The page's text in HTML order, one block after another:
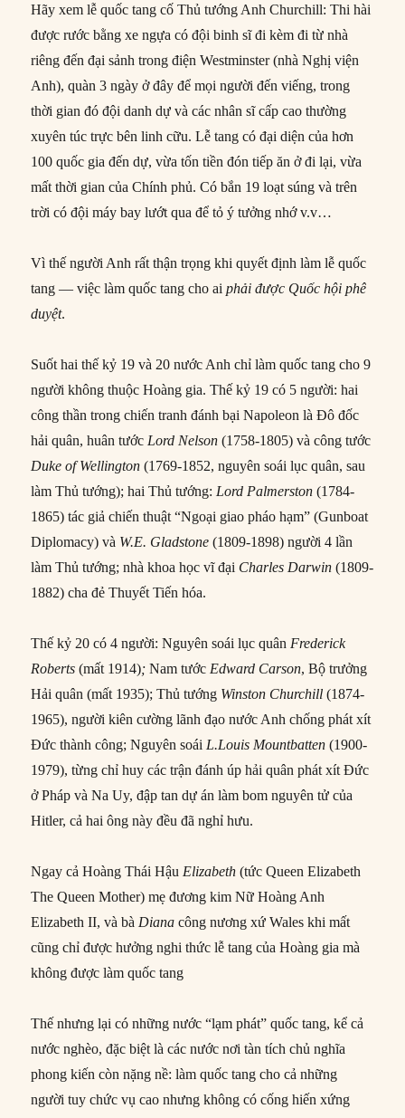
Hãy xem lễ quốc tang cố Thủ tướng Anh Churchill: Thi hài
được rước bằng xe ngựa có đội binh sĩ đi kèm đi từ nhà
riêng đến đại sảnh trong điện Westminster (nhà Nghị viện
Anh), quàn 3 ngày ở đây để mọi người đến viếng, trong
thời gian đó đội danh dự và các nhân sĩ cấp cao thường
xuyên túc trực bên linh cữu. Lễ tang có đại diện của hơn
100 quốc gia đến dự, vừa tốn tiền đón tiếp ăn ở đi lại, vừa
mất thời gian của Chính phủ. Có bắn 19 loạt súng và trên
trời có đội máy bay lướt qua để tỏ ý tưởng nhớ v.v…
Vì thế người Anh rất thận trọng khi quyết định làm lễ quốc
tang — việc làm quốc tang cho ai phải được Quốc hội phê
duyệt.
Suốt hai thế kỷ 19 và 20 nước Anh chỉ làm quốc tang cho 9
người không thuộc Hoàng gia. Thế kỷ 19 có 5 người: hai
công thần trong chiến tranh đánh bại Napoleon là Đô đốc
hải quân, huân tước Lord Nelson (1758-1805) và công tước
Duke of Wellington (1769-1852, nguyên soái lục quân, sau
làm Thủ tướng); hai Thủ tướng: Lord Palmerston (1784-
1865) tác giả chiến thuật “Ngoại giao pháo hạm” (Gunboat
Diplomacy) và W.E. Gladstone (1809-1898) người 4 lần
làm Thủ tướng; nhà khoa học vĩ đại Charles Darwin (1809-
1882) cha đẻ Thuyết Tiến hóa.
Thế kỷ 20 có 4 người: Nguyên soái lục quân Frederick
Roberts (mất 1914); Nam tước Edward Carson, Bộ trưởng
Hải quân (mất 1935); Thủ tướng Winston Churchill (1874-
1965), người kiên cường lãnh đạo nước Anh chống phát xít
Đức thành công; Nguyên soái L.Louis Mountbatten (1900-
1979), từng chỉ huy các trận đánh úp hải quân phát xít Đức
ở Pháp và Na Uy, đập tan dự án làm bom nguyên tử của
Hitler, cả hai ông này đều đã nghỉ hưu.
Ngay cả Hoàng Thái Hậu Elizabeth (tức Queen Elizabeth
The Queen Mother) mẹ đương kim Nữ Hoàng Anh
Elizabeth II, và bà Diana công nương xứ Wales khi mất
cũng chỉ được hưởng nghi thức lễ tang của Hoàng gia mà
không được làm quốc tang
Thế nhưng lại có những nước “lạm phát” quốc tang, kể cả
nước nghèo, đặc biệt là các nước nơi tàn tích chủ nghĩa
phong kiến còn nặng nề: làm quốc tang cho cả những
người tuy chức vụ cao nhưng không có cống hiến xứng